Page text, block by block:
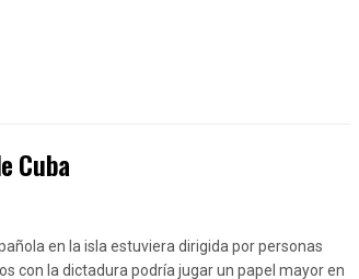
Cuba
en la isla estuviera dirigida por personas
con la dictadura podría jugar un papel mayor en